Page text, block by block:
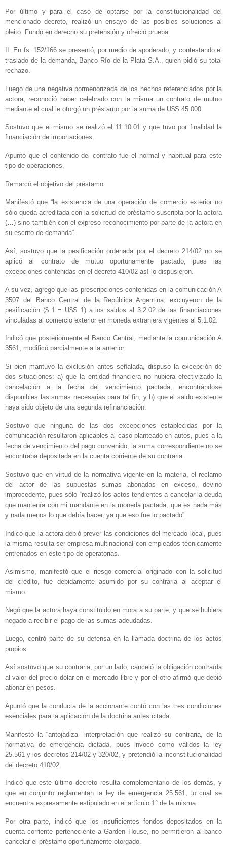
Por último y para el caso de optarse por la constitucionalidad del
mencionado decreto, realizó un ensayo de las posibles soluciones al
pleito. Fundó en derecho su pretensión y ofreció prueba.
II. En fs. 152/166 se presentó, por medio de apoderado, y contestando el
traslado de la demanda, Banco Río de la Plata S.A., quien pidió su total
rechazo.
Luego de una negativa pormenorizada de los hechos referenciados por la
actora, reconoció haber celebrado con la misma un contrato de mutuo
mediante el cual le otorgó un préstamo por la suma de U$S 45.000.
Sostuvo que el mismo se realizó el 11.10.01 y que tuvo por finalidad la
financiación de importaciones.
Apuntó que el contenido del contrato fue el normal y habitual para este
tipo de operaciones.
Remarcó el objetivo del préstamo.
Manifestó que “la existencia de una operación de comercio exterior no
sólo queda acreditada con la solicitud de préstamo suscripta por la actora
(…) sino también con el expreso reconocimiento por parte de la actora en
su escrito de demanda”.
Así, sostuvo que la pesificación ordenada por el decreto 214/02 no se
aplicó al contrato de mutuo oportunamente pactado, pues las
excepciones contenidas en el decreto 410/02 así lo dispusieron.
A su vez, agregó que las prescripciones contenidas en la comunicación A
3507 del Banco Central de la República Argentina, excluyeron de la
pesificación ($ 1 = U$S 1) a los saldos al 3.2.02 de las financiaciones
vinculadas al comercio exterior en moneda extranjera vigentes al 5.1.02.
Indicó que posteriormente el Banco Central, mediante la comunicación A
3561, modificó parcialmente a la anterior.
Si bien mantuvo la exclusión antes señalada, dispuso la excepción de
dos situaciones: a) que la entidad financiera no hubiera efectivizado la
cancelación a la fecha del vencimiento pactada, encontrándose
disponibles las sumas necesarias para tal fin; y b) que el saldo existente
haya sido objeto de una segunda refinanciación.
Sostuvo que ninguna de las dos excepciones establecidas por la
comunicación resultaron aplicables al caso planteado en autos, pues a la
fecha de vencimiento del pago convenido, la suma correspondiente no se
encontraba depositada en la cuenta corriente de su contraria.
Sostuvo que en virtud de la normativa vigente en la materia, el reclamo
del actor de las supuestas sumas abonadas en exceso, devino
improcedente, pues sólo “realizó los actos tendientes a cancelar la deuda
que mantenía con mi mandante en la moneda pactada, que es nada más
y nada menos lo que debía hacer, ya que eso fue lo pactado”.
Indicó que la actora debió prever las condiciones del mercado local, pues
la misma resulta ser empresa multinacional con empleados técnicamente
entrenados en este tipo de operatorias.
Asimismo, manifestó que el riesgo comercial originado con la solicitud
del crédito, fue debidamente asumido por su contraria al aceptar el
mismo.
Negó que la actora haya constituido en mora a su parte, y que se hubiera
negado a recibir el pago de las sumas adeudadas.
Luego, centró parte de su defensa en la llamada doctrina de los actos
propios.
Así sostuvo que su contraria, por un lado, canceló la obligación contraída
al valor del precio dólar en el mercado libre y por el otro afirmó que debió
abonar en pesos.
Apuntó que la conducta de la accionante contó con las tres condiciones
esenciales para la aplicación de la doctrina antes citada.
Manifestó la “antojadiza” interpretación que realizó su contraria, de la
normativa de emergencia dictada, pues invocó como válidos la ley
25.561 y los decretos 214/02 y 320/02, y pretendió la inconstitucionalidad
del decreto 410/02.
Indicó que este último decreto resulta complementario de los demás, y
que en conjunto reglamentan la ley de emergencia 25.561, lo cual se
encuentra expresamente estipulado en el artículo 1° de la misma.
Por otra parte, indicó que los insuficientes fondos depositados en la
cuenta corriente perteneciente a Garden House, no permitieron al banco
cancelar el préstamo oportunamente otorgado.